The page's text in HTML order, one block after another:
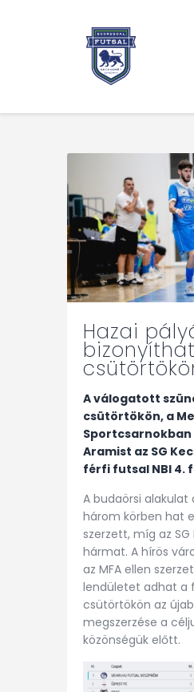
Rólunk/TAO
Eredmények,
Hírek
Kapcsolat
Hazai
A válogatott
csütörtökön, a
Aramist az SG
férfi futsal NBI 4.
A budaörsi alakulat
három körben hat
szerzett, míg az
hármat. A hírös
az MFA ellen
lendületet adhat a
csütörtökön az
megszerzése a
közönségük előtt.